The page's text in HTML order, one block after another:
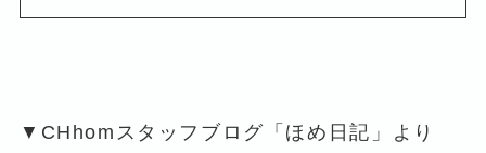
▼CHhomスタッフブログ「ほめ日記」より